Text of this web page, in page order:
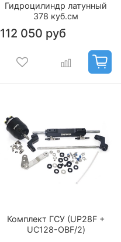
Гидроцилиндр латунный
378 куб.см
112 050 руб
Комплект ГСУ (UP28F +
UC128-OBF/2)